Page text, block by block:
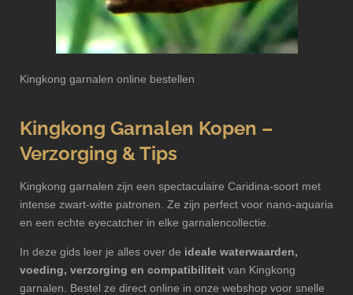
Kingkong garnalen online bestellen
Kingkong Garnalen Kopen –
Verzorging & Tips
Kingkong garnalen zijn een spectaculaire Caridina-soort met
intense zwart-witte patronen. Ze zijn perfect voor nano-aquaria
en een echte eyecatcher in elke garnalencollectie.
In deze gids leer je alles over de ideale waterwaarden,
voeding, verzorging en compatibiliteit van Kingkong
garnalen. Bestel ze direct online in onze webshop voor snelle